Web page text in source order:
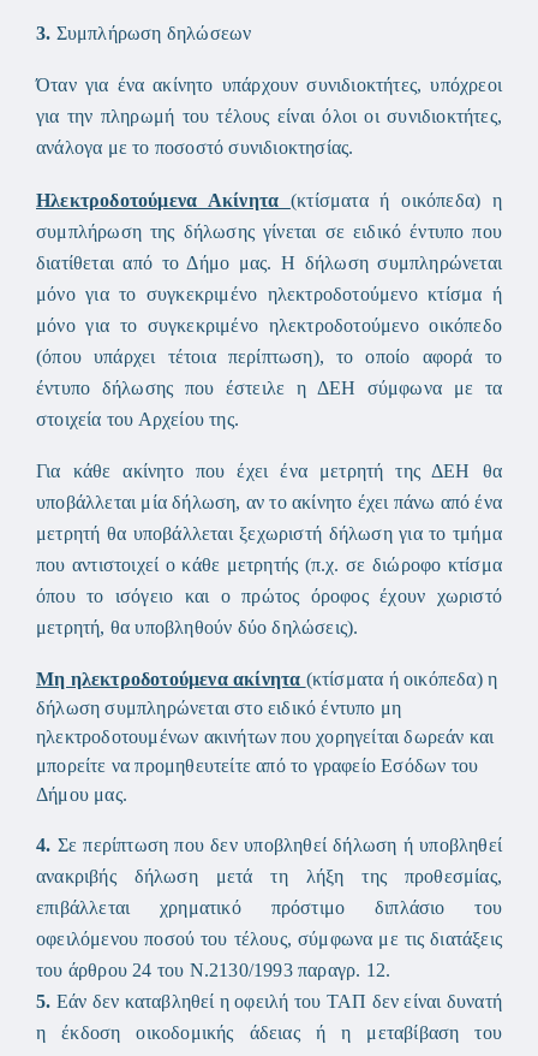
3. Συμπλήρωση δηλώσεων
Όταν για ένα ακίνητο υπάρχουν συνιδιοκτήτες, υπόχρεοι
για την πληρωμή του τέλους είναι όλοι οι συνιδιοκτήτες,
ανάλογα με το ποσοστό συνιδιοκτησίας.
Ηλεκτροδοτούμενα Ακίνητα (κτίσματα ή οικόπεδα) η
συμπλήρωση της δήλωσης γίνεται σε ειδικό έντυπο που
διατίθεται από το Δήμο μας. Η δήλωση συμπληρώνεται
μόνο για το συγκεκριμένο ηλεκτροδοτούμενο κτίσμα ή
μόνο για το συγκεκριμένο ηλεκτροδοτούμενο οικόπεδο
(όπου υπάρχει τέτοια περίπτωση), το οποίο αφορά το
έντυπο δήλωσης που έστειλε η ΔΕΗ σύμφωνα με τα
στοιχεία του Αρχείου της.
Για κάθε ακίνητο που έχει ένα μετρητή της ΔΕΗ θα
υποβάλλεται μία δήλωση, αν το ακίνητο έχει πάνω από ένα
μετρητή θα υποβάλλεται ξεχωριστή δήλωση για το τμήμα
που αντιστοιχεί ο κάθε μετρητής (π.χ. σε διώροφο κτίσμα
όπου το ισόγειο και ο πρώτος όροφος έχουν χωριστό
μετρητή, θα υποβληθούν δύο δηλώσεις).
Μη ηλεκτροδοτούμενα ακίνητα (κτίσματα ή οικόπεδα) η
δήλωση συμπληρώνεται στο ειδικό έντυπο μη
ηλεκτροδοτουμένων ακινήτων που χορηγείται δωρεάν και
μπορείτε να προμηθευτείτε από το γραφείο Εσόδων του
Δήμου μας.
4. Σε περίπτωση που δεν υποβληθεί δήλωση ή υποβληθεί
ανακριβής δήλωση μετά τη λήξη της προθεσμίας,
επιβάλλεται χρηματικό πρόστιμο διπλάσιο του
οφειλόμενου ποσού του τέλους, σύμφωνα με τις διατάξεις
του άρθρου 24 του Ν.2130/1993 παραγρ. 12.
5. Εάν δεν καταβληθεί η οφειλή του ΤΑΠ δεν είναι δυνατή
η έκδοση οικοδομικής άδειας ή η μεταβίβαση του